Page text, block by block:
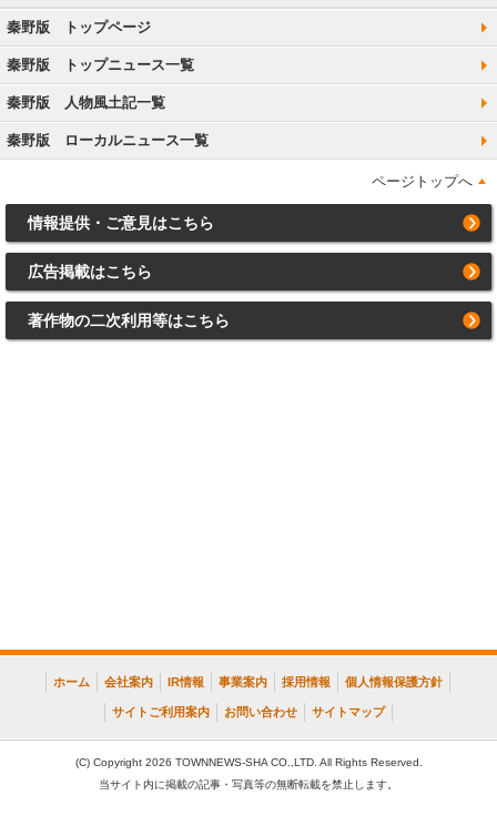
秦野版 トップページ
秦野版 トップニュース一覧
秦野版 人物風土記一覧
秦野版 ローカルニュース一覧
ページトップへ
情報提供・ご意見はこちら
広告掲載はこちら
著作物の二次利用等はこちら
ホーム 会社案内 IR情報 事業案内 採用情報 個人情報保護方針
サイトご利用案内 お問い合わせ サイトマップ
(C) Copyright 2026 TOWNNEWS-SHA CO.,LTD. All Rights Reserved.
当サイト内に掲載の記事・写真等の無断転載を禁止します。